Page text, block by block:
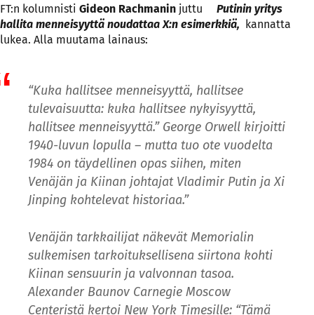
FT:n kolumnisti Gideon Rachmanin juttu
Putinin yritys
hallita menneisyyttä noudattaa X:n esimerkkiä,
kannatta
lukea. Alla muutama lainaus:
“Kuka hallitsee menneisyyttä, hallitsee
tulevaisuutta: kuka hallitsee nykyisyyttä,
hallitsee menneisyyttä.” George Orwell kirjoitti
1940-luvun lopulla – mutta tuo ote vuodelta
1984 on täydellinen opas siihen, miten
Venäjän ja Kiinan johtajat Vladimir Putin ja Xi
Jinping kohtelevat historiaa.”
Venäjän tarkkailijat näkevät Memorialin
sulkemisen tarkoituksellisena siirtona kohti
Kiinan sensuurin ja valvonnan tasoa.
Alexander Baunov Carnegie Moscow
Centeristä kertoi New York Timesille: “Tämä